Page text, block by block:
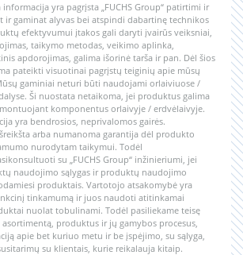
yra pagrįsta „FUCHS Group“ patirtimi ir
ir gaminat alyvas bei atspindi dabartinę technikos
efektyvumui įtakos gali daryti įvairūs veiksniai,
taikymo metodas, veikimo aplinka,
apdorojimas, galima išorinė tarša ir pan. Dėl šios
pateikti visuotinai pagrįstų teiginių apie mūsų
gaminiai neturi būti naudojami orlaiviuose /
Ši nuostata netaikoma, jei produktus galima
komponentus orlaivyje / erdvėlaivyje.
yra bendrosios, neprivalomos gairės.
arba numanoma garantija dėl produkto
nurodytam taikymui. Todėl
su „FUCHS Group“ inžinieriumi, jei
naudojimo sąlygas ir produktų naudojimo
produktais. Vartotojo atsakomybė yra
tinkamumą ir juos naudoti atitinkamai
nuolat tobulinami. Todėl pasiliekame teisę
produktus ir jų gamybos procesus,
apie bet kuriuo metu ir be įspėjimo, su sąlyga,
su klientais, kurie reikalauja kitaip.